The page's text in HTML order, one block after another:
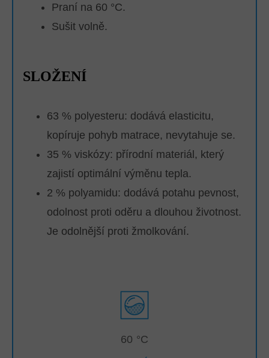
Praní na 60 °C.
Sušit volně.
SLOŽENÍ
63 % polyesteru: dodává elasticitu,
kopíruje pohyb matrace, nevytahuje se.
35 % viskózy: přírodní materiál, který
zajistí optimální výměnu tepla.
2 % polyamidu: dodává potahu pevnost,
odolnost proti oděru a dlouhou životnost.
Je odolnější proti žmolkování.
60 °C